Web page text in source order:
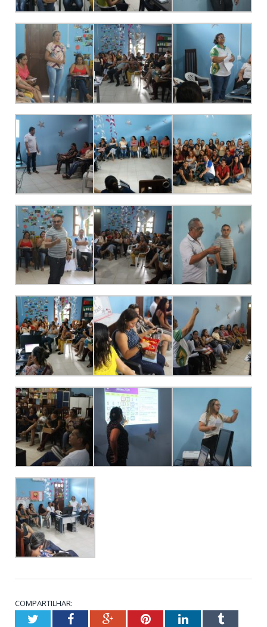
COMPARTILHAR:
TwitterFacebookGoogle+PinterestLinkedInTumblr